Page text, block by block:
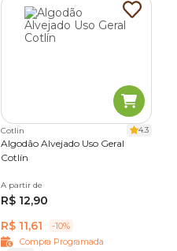
Cotlin 4.3
Algodão Alvejado Uso Geral
Cotlín
A partir de
R$ 12,90
R$ 11,61
-10%
Compra Programada